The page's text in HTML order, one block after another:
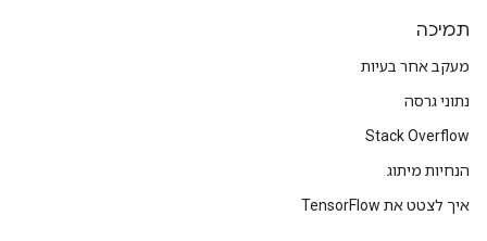
תמיכה
מעקב אחר בעיות
נתוני גרסה
Stack Overflow
הנחיות מיתוג
איך לצטט את TensorFlow